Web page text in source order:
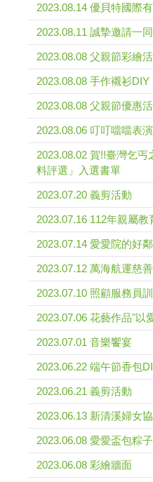
2023.08.14 優貝特國際
2023.08.11 誠摯邀請一
2023.08.08 父親節彩繪
2023.08.08 手作襯衫DIY
2023.08.08 父親節優惠
2023.08.06 叮叮噹噹表
2023.08.02 賀!!臺灣乞
料評選」入選書單
2023.07.20 義剪活動
2023.07.16 112年親屬
2023.07.14 愛愛院的好
2023.07.12 萬海航運慈
2023.07.10 照顧服務員
2023.07.06 花藝作品"以
2023.07.01 音樂饗宴
2023.06.22 端午節香包
2023.06.21 義剪活動
2023.06.13 新清溪婦女
2023.06.08 愛愛盃包粽
2023.06.08 彩繪牆面